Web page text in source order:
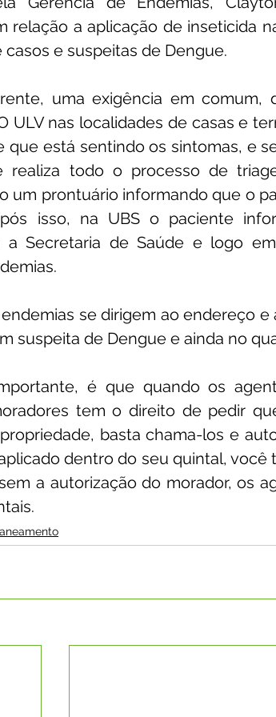
Convênios e Parcerias
Licitações Assistência Social Esporte
Institucionais Comunidade
relação a aplicação de inseticida
casos e suspeitas de Dengue.
uma exigência em comum,
ULV nas localidades de casas e
que está sentindo os sintomas, e
realiza todo o processo de
um prontuário informando que o
isso, na UBS o paciente
a Secretaria de Saúde e logo
se dirigem ao endereço e
suspeita de Dengue e ainda no
é que quando os
tem o direito de pedir
basta chama-los e
dentro do seu quintal, você
a autorização do morador, os